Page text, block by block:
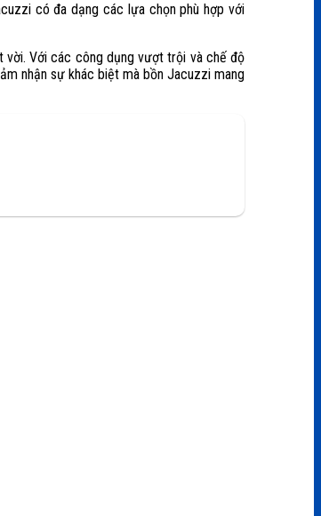
có đa dạng các lựa chọn phù hợp với
Với các công dụng vượt trội và chế độ
nhận sự khác biệt mà bồn Jacuzzi mang